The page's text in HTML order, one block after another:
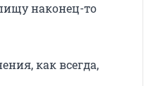
наконец-то
как всегда,